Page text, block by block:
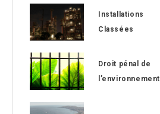
Installations
Classées
Droit pénal de
l’environnement